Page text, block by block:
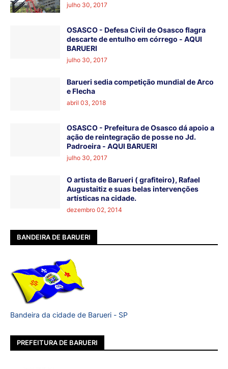
julho 30, 2017
OSASCO - Defesa Civil de Osasco flagra
descarte de entulho em córrego - AQUI
BARUERI
julho 30, 2017
Barueri sedia competição mundial de Arco
e Flecha
abril 03, 2018
OSASCO - Prefeitura de Osasco dá apoio a
ação de reintegração de posse no Jd.
Padroeira - AQUI BARUERI
julho 30, 2017
O artista de Barueri ( grafiteiro), Rafael
Augustaitiz e suas belas intervenções
artísticas na cidade.
dezembro 02, 2014
BANDEIRA DE BARUERI
Bandeira da cidade de Barueri - SP
PREFEITURA DE BARUERI